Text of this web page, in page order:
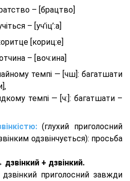
– [брaцтво]
– [уч’іц’:a]
[кориц:е]
– [вoч:ина]
темпі — [чш]: багатшати
темпі — [ч:]: багатшати –
(глухий приголосний
одзвінчується): просьба
дзвінкий + дзвінкий.
дзвінкий приголосний завжди